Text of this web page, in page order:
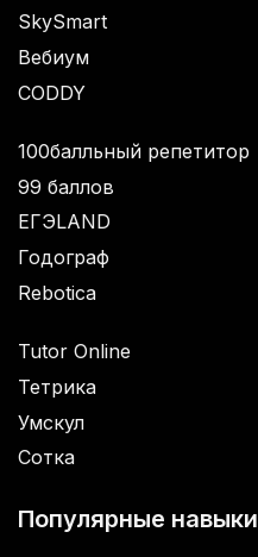
SkySmart
Вебиум
CODDY
100балльный репетитор
99 баллов
ЕГЭLAND
Годограф
Rebotica
Tutor Online
Тетрика
Умскул
Сотка
Популярные навыки